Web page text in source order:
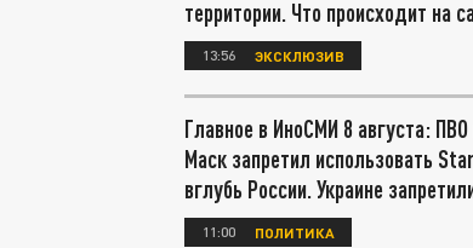
территории. Что происходит на
13:56 ЭКСКЛЮЗИВ
Главное в ИноСМИ 8 августа:
Маск запретил использовать
вглубь России. Украине
11:00 ПОЛИТИКА